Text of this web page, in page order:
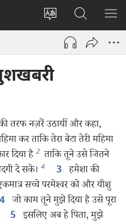
वेबसाइट
भाषा
बदलिए
लॉग-
इन
(opens
window)
JW.ORG
खोजें
मैन्यू
तरफ नज़रें उठायीं और कहा,
कर ताकि तेरा बेटा तेरी महिमा
दिया है 2 ताकि तूने उसे जितने
दे सके। 4 3 हमेशा की
सच्चे परमेश्‍वर को और यीशु
4 जो काम तूने मुझे दिया है उसे पूरा
5 इसलिए अब हे पिता, मुझे